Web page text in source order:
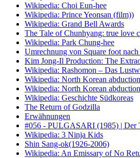
Wikipedia: Choi Eun-hee
Wikipedia: Prince Yeonsan (film))
Wikipedia: Grand Bell Awards
The Tale of Chunhyang: true love
Wikipedia: Park Chung-hee
Umrechnung von Square foot nach
Kim Jong-Il Production: The
Wikipedia: Rashomon – Das
Wikipedia: North Korean
Wikipedia: North Korean
Wikipedia: Geschichte Südkoreas
The Return of Godzilla
Erwähnungen
#056 - PULGASARI (1985) | Der
Wikipedia: 3 Ninja Kids
Shin Sang-ok(1926-2006)
Wikipedia: An Emissary of No